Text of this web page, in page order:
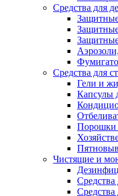
Средства для
Средства для
Гели и
Капсулы
Порошки
Чистящие и
Средства
Средства